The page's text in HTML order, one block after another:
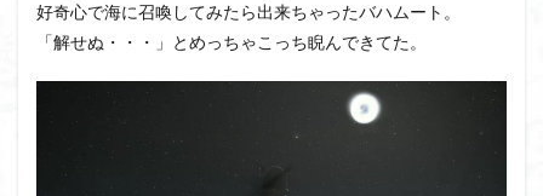
好奇心で海に召喚してみたら出来ちゃったバハムート。
「解せぬ・・・」とめっちゃこっち睨んできてた。